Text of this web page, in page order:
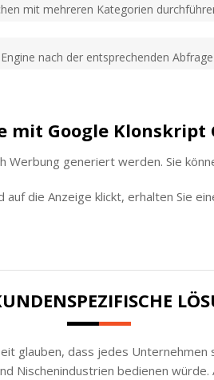
mit mehreren Kategorien
nach der entsprechenden
mit Google Klonskript
Werbung generiert werden. Sie
auf die Anzeige klickt, erhalten Sie
glauben, dass jedes Unternehmen
Nischenindustrien bedienen würde.